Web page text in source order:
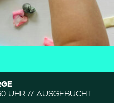
UHR // AUSGEBUCHT